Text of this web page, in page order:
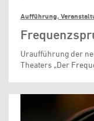
Aufführung,
Uraufführung der
Theaters „Der